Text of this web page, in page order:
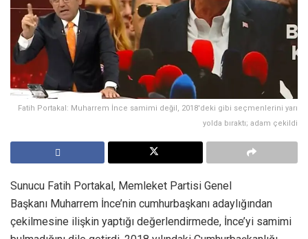
Fatih Portakal: Muharrem İnce samimi değil, 2018'deki gibi seçmenlerini yarı
yolda bıraktı; adam çekildi
Sunucu Fatih Portakal, Memleket Partisi Genel
Başkanı Muharrem İnce’nin cumhurbaşkanı adaylığından
çekilmesine ilişkin yaptığı değerlendirmede, İnce’yi samimi